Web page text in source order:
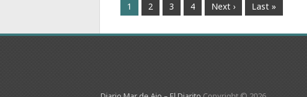
1 2 3 4 Next › Last »